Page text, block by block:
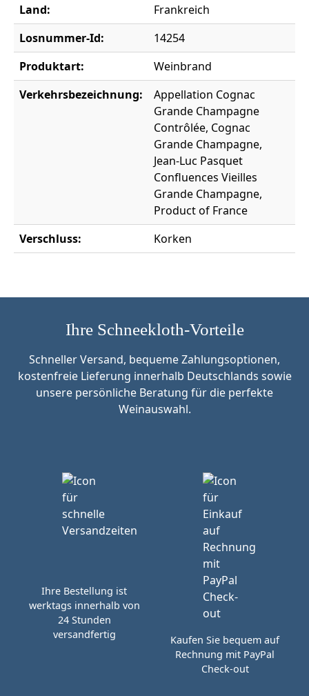
Land:
Frankreich
Losnummer-Id:
14254
Produktart:
Weinbrand
Verkehrsbezeichnung:
Appellation Cognac
Grande Champagne
Contrôlée, Cognac
Grande Champagne,
Jean-Luc Pasquet
Confluences Vieilles
Grande Champagne,
Product of France
Verschluss:
Korken
Ihre Schneekloth-Vorteile
Schneller Versand, bequeme Zahlungsoptionen,
kostenfreie Lieferung innerhalb Deutschlands sowie
unsere persönliche Beratung für die perfekte
Weinauswahl.
Ihre Bestellung ist
werktags innerhalb von
24 Stunden
versandfertig
Kaufen Sie bequem auf
Rechnung mit PayPal
Check-out